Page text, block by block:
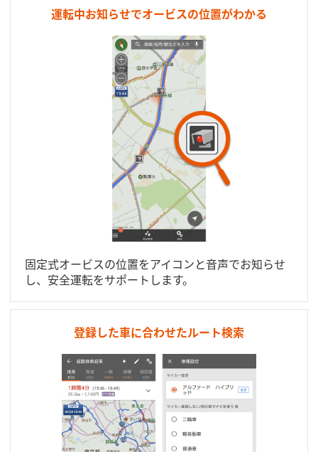
運転中お知らせでオービスの位置がわかる
固定式オービスの位置をアイコンと音声でお知らせ
し、安全運転をサポートします。
登録した車に合わせたルート検索